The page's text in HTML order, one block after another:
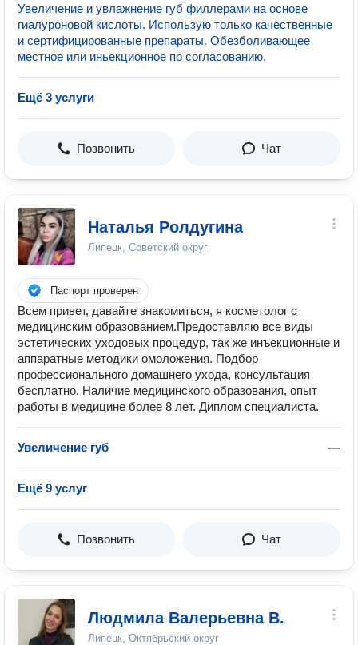
Увеличение и увлажнение губ филлерами на основе
гиалуроновой кислоты. Использую только качественные
и сертифицированные препараты. Обезболивающее
местное или иньекционное по согласованию.
Ещё 3 услуги
Позвонить Чат
Наталья Ролдугина
Липецк, Советский округ
Паспорт проверен
Всем привет, давайте знакомиться, я косметолог с
медицинским образованием.Предоставляю все виды
эстетических уходовых процедур, так же инъекционные и
аппаратные методики омоложения. Подбор
профессионального домашнего ухода, консультация
бесплатно. Наличие медицинского образования, опыт
работы в медицине более 8 лет. Диплом специалиста.
Увеличение губ —
Ещё 9 услуг
Позвонить Чат
Людмила Валерьевна В.
Липецк, Октябрьский округ